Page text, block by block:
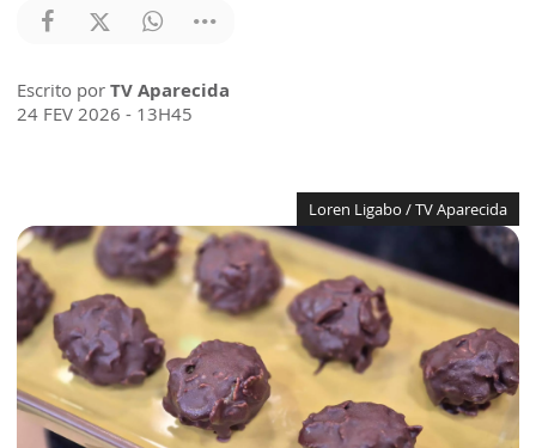
Escrito por TV Aparecida
24 FEV 2026 - 13H45
Loren Ligabo / TV Aparecida